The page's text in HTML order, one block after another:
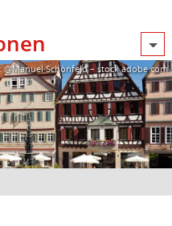
@Manuel Schönfeld – stock.adobe.com